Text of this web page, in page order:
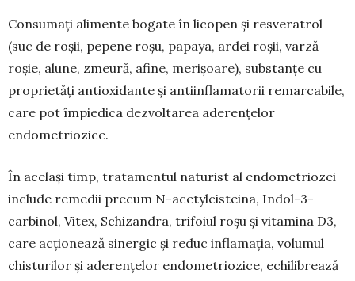
Consumați alimente bogate în licopen și resveratrol
(suc de roșii, pepene roșu, papaya, ardei roșii, varză
roșie, alune, zmeură, afine, merișoare), substanțe cu
proprietăți antioxidante și antiinfla­matorii remarcabile,
care pot împiedica dezvoltarea aderențelor
endometriozice.
În același timp, tratamentul naturist al endome­trio­zei
include remedii precum N-acetylcisteina, Indol-3-
carbinol, Vitex, Schizandra, trifoiul roșu și vitamina D3,
care acționează sinergic și reduc inflamația, volumul
chisturilor și aderențelor endo­metriozice, echilibrează